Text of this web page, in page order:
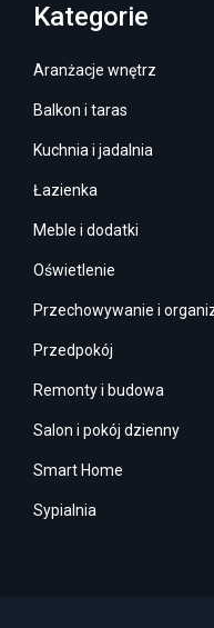
Kategorie
Aranżacje wnętrz
Balkon i taras
Kuchnia i jadalnia
Łazienka
Meble i dodatki
Oświetlenie
Przechowywanie i
Przedpokój
Remonty i budowa
Salon i pokój dzienny
Smart Home
Sypialnia